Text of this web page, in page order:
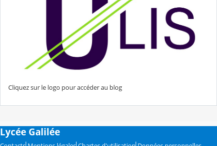
Cliquez sur le logo pour accéder au blog
Lycée Galilée